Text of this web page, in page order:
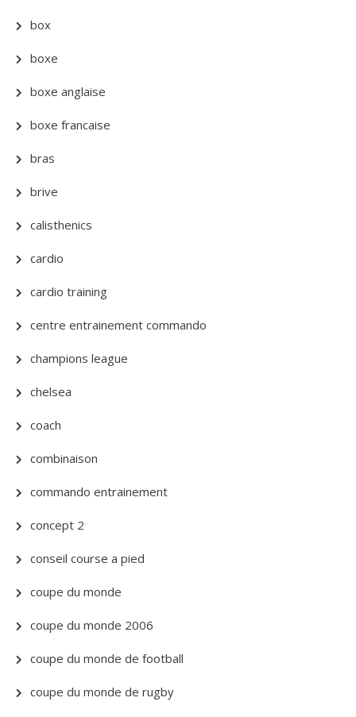
box
boxe
boxe anglaise
boxe francaise
bras
brive
calisthenics
cardio
cardio training
centre entrainement commando
champions league
chelsea
coach
combinaison
commando entrainement
concept 2
conseil course a pied
coupe du monde
coupe du monde 2006
coupe du monde de football
coupe du monde de rugby